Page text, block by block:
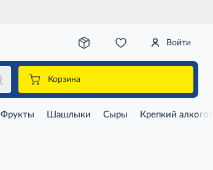
Войти
Корзина
Фрукты Шашлыки Сыры Крепкий